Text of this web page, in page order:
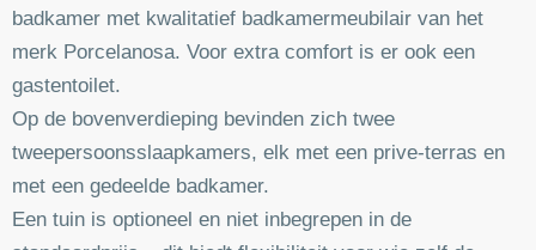
badkamer met kwalitatief badkamermeubilair van het
merk Porcelanosa. Voor extra comfort is er ook een
gastentoilet.
Op de bovenverdieping bevinden zich twee
tweepersoonsslaapkamers, elk met een prive-terras en
met een gedeelde badkamer.
Een tuin is optioneel en niet inbegrepen in de